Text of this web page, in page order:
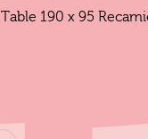
Table 190 x 95